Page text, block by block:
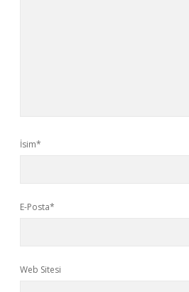
İsim*
E-Posta*
Web Sitesi